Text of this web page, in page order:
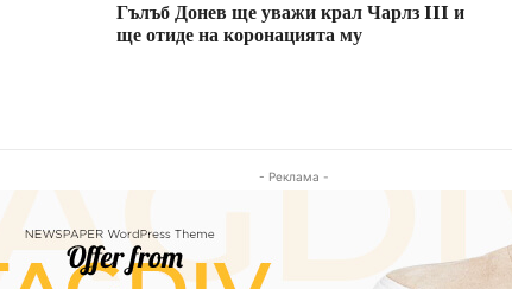
Гълъб Донев ще уважи крал Чарлз III и
ще отиде на коронацията му
- Реклама -